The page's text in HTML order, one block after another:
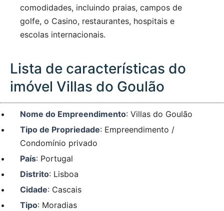
comodidades, incluindo praias, campos de
golfe, o Casino, restaurantes, hospitais e
escolas internacionais.
Lista de características do
imóvel Villas do Goulão
Nome do Empreendimento: Villas do Goulão
Tipo de Propriedade: Empreendimento /
Condomínio privado
País: Portugal
Distrito: Lisboa
Cidade: Cascais
Tipo: Moradias